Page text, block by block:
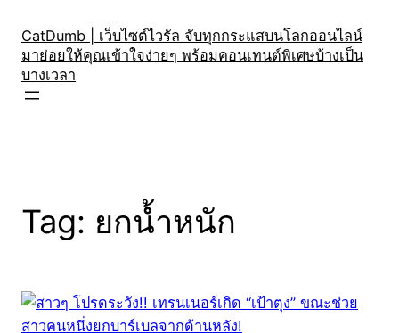
content
CatDumb | เว็บไซต์ไวรัล จับทุกกระแสบนโลกออนไลน์
มาย่อยให้คุณเข้าใจง่ายๆ พร้อมคอนเทนต์พิเศษบ้างเป็น
บางเวลา
Tag: ยกน้ำหนัก